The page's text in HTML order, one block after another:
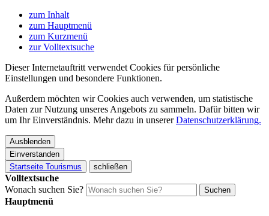
zum Inhalt
zum Hauptmenü
zum Kurzmenü
zur Volltextsuche
Dieser Internetauftritt verwendet Cookies für persönliche
Einstellungen und besondere Funktionen.
Außerdem möchten wir Cookies auch verwenden, um statistische
Daten zur Nutzung unseres Angebots zu sammeln. Dafür bitten wir
um Ihr Einverständnis. Mehr dazu in unsererDatenschutzerklärung.
Ausblenden
Einverstanden
Startseite Tourismus
schließen
Volltextsuche
Wonach suchen Sie?
Suchen
Hauptmenü